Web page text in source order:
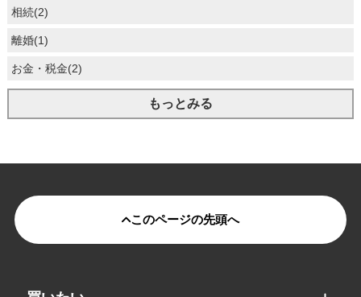
相続(2)
離婚(1)
お金・税金(2)
もっとみる
このページの先頭へ